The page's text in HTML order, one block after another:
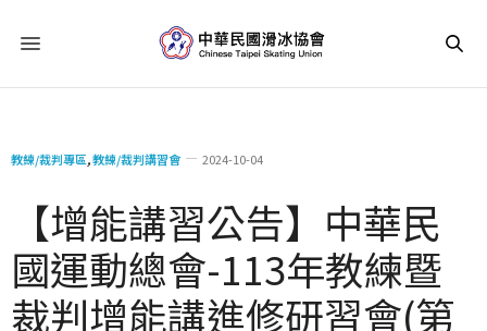
教練/裁判專區,教練/裁判講習會 2024-10-04
【增能講習公告】中華民
國運動總會-113年教練暨
裁判增能講進修研習會(第